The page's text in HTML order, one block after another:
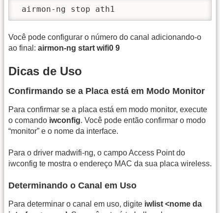
airmon-ng stop ath1
Você pode configurar o número do canal adicionando-o
ao final: airmon-ng start wifi0 9
Dicas de Uso
Confirmando se a Placa está em Modo Monitor
Para confirmar se a placa está em modo monitor, execute
o comando iwconfig. Você pode então confirmar o modo
“monitor” e o nome da interface.
Para o driver madwifi-ng, o campo Access Point do
iwconfig te mostra o endereço MAC da sua placa wireless.
Determinando o Canal em Uso
Para determinar o canal em uso, digite iwlist <nome da